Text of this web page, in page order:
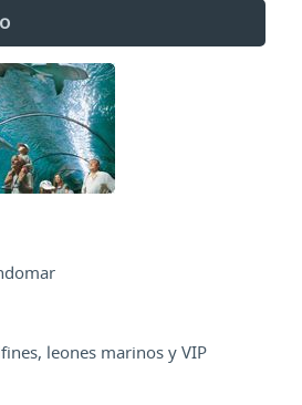
leones marinos y VIP